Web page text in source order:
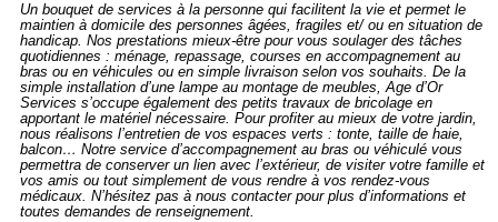
Un bouquet de services à la personne qui facilitent la vie et permet le
maintien à domicile des personnes âgées, fragiles et/ ou en situation de
handicap. Nos prestations mieux-être pour vous soulager des tâches
quotidiennes : ménage, repassage, courses en accompagnement au
bras ou en véhicules ou en simple livraison selon vos souhaits. De la
simple installation d’une lampe au montage de meubles, Age d’Or
Services s’occupe également des petits travaux de bricolage en
apportant le matériel nécessaire. Pour profiter au mieux de votre jardin,
nous réalisons l’entretien de vos espaces verts : tonte, taille de haie,
balcon… Notre service d’accompagnement au bras ou véhiculé vous
permettra de conserver un lien avec l’extérieur, de visiter votre famille et
vos amis ou tout simplement de vous rendre à vos rendez-vous
médicaux. N’hésitez pas à nous contacter pour plus d’informations et
toutes demandes de renseignement.